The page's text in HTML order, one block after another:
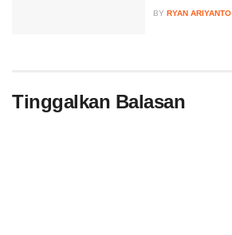
BY RYAN ARIYANTO
Tinggalkan Balasan